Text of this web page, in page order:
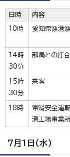
日時 内容
10時 愛知県漁港
14時
30分
部局との打
15時
30分
来客
18時
常滑安全運
滑工場事業
7月1日(水)